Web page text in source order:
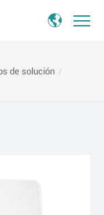
de solución /